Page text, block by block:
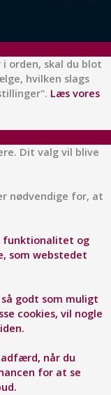
i orden, skal du blot
hvilken slags
Læs vores
Dit valg vil blive
nødvendige for, at
funktionalitet og
som webstedet
godt som muligt
cookies, vil nogle
når du
for at se